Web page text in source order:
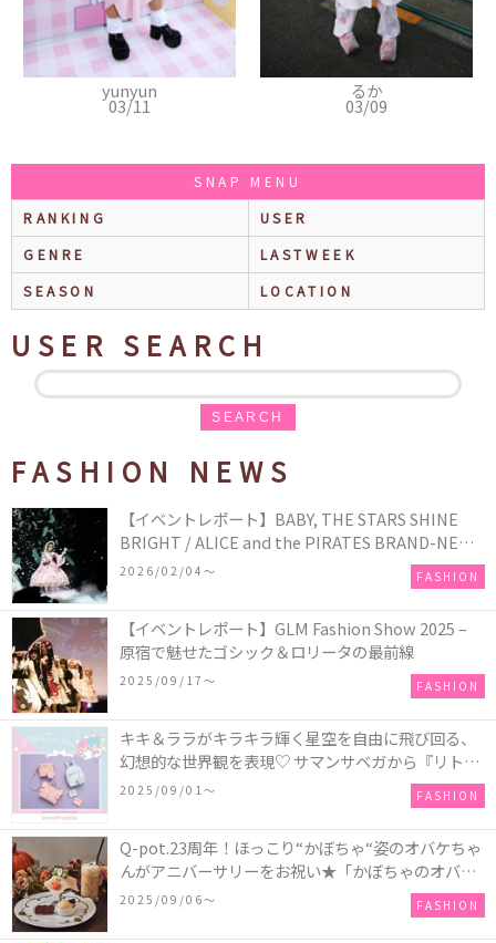
yunyun
03/11
るか
03/09
SNAP MENU
RANKING
USER
GENRE
LASTWEEK
SEASON
LOCATION
USER SEARCH
SEARCH
FASHION NEWS
【イベントレポート】BABY, THE STARS SHINE
BRIGHT / ALICE and the PIRATES BRAND-NEW
COLLECTION in TOKYO
2026/02/04〜 FASHION
【イベントレポート】GLM Fashion Show 2025 –
原宿で魅せたゴシック＆ロリータの最前線
2025/09/17〜 FASHION
キキ＆ララがキラキラ輝く星空を自由に飛び回る、
幻想的な世界観を表現♡ サマンサベガから『リトル
ツインスターズ』50周年アニバーサリーイヤー』を
2025/09/01〜 FASHION
Q-pot.23周年！ほっこり“かぼちゃ“姿のオバケちゃ
んがアニバーサリーをお祝い★「かぼちゃのオバケ
ーキアクセサリー」が新発売！Q-pot CAFE.では
「かぼちゃのオバケーキプレート」も登場
2025/09/06〜 FASHION